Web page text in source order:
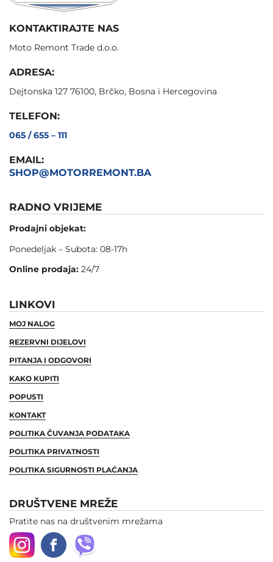
KONTAKTIRAJTE NAS
Moto Remont Trade d.o.o.
ADRESA:
Dejtonska 127 76100, Brčko, Bosna i Hercegovina
TELEFON:
065 / 655 – 111
EMAIL:
SHOP@MOTORREMONT.BA
RADNO VRIJEME
Prodajni objekat:
Ponedeljak – Subota: 08-17h
Online prodaja: 24/7
LINKOVI
MOJ NALOG
REZERVNI DIJELOVI
PITANJA I ODGOVORI
KAKO KUPITI
POPUSTI
KONTAKT
POLITIKA ČUVANJA PODATAKA
POLITIKA PRIVATNOSTI
POLITIKA SIGURNOSTI PLAĆANJA
DRUŠTVENE MREŽE
Pratite nas na društvenim mrežama